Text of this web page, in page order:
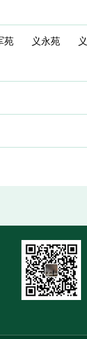
苑 义永苑